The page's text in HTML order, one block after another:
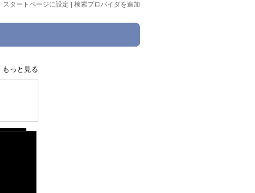
スタートページに設定 | 検索プロバイダを追加
もっと見る